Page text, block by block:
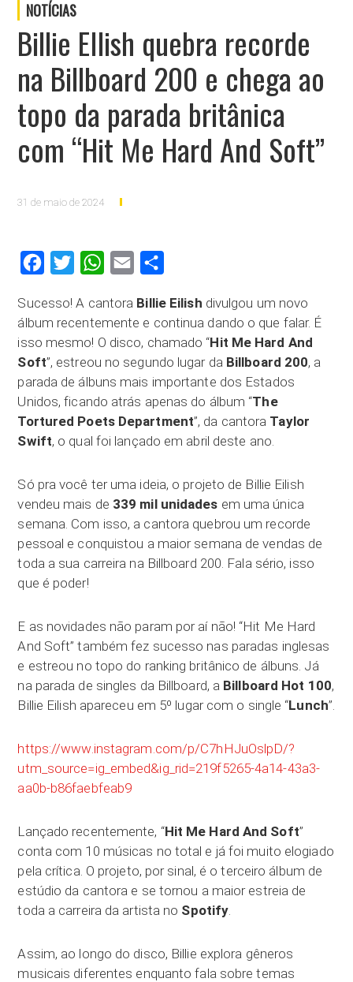
NOTÍCIAS
Billie EIlish quebra recorde
na Billboard 200 e chega ao
topo da parada britânica
com “Hit Me Hard And Soft”
31 de maio de 2024
FacebookTwitter WhatsApp
Email
Sucesso! A cantora Billie Eilish divulgou um novo
álbum recentemente e continua dando o que falar. É
isso mesmo! O disco, chamado “Hit Me Hard And
Soft”, estreou no segundo lugar da Billboard 200, a
parada de álbuns mais importante dos Estados
Unidos, ficando atrás apenas do álbum “The
Tortured Poets Department”, da cantora Taylor
Swift, o qual foi lançado em abril deste ano.
Só pra você ter uma ideia, o projeto de Billie Eilish
vendeu mais de 339 mil unidades em uma única
semana. Com isso, a cantora quebrou um recorde
pessoal e conquistou a maior semana de vendas de
toda a sua carreira na Billboard 200. Fala sério, isso
que é poder!
E as novidades não param por aí não! “Hit Me Hard
And Soft” também fez sucesso nas paradas inglesas
e estreou no topo do ranking britânico de álbuns. Já
na parada de singles da Billboard, a Billboard Hot 100,
Billie Eilish apareceu em 5º lugar com o single “Lunch”.
https://www.instagram.com/p/C7hHJuOslpD/?
utm_source=ig_embed&ig_rid=219f5265-4a14-43a3-
aa0b-b86faebfeab9
Lançado recentemente, “Hit Me Hard And Soft”
conta com 10 músicas no total e já foi muito elogiado
pela crítica. O projeto, por sinal, é o terceiro álbum de
estúdio da cantora e se tornou a maior estreia de
toda a carreira da artista no Spotify.
Assim, ao longo do disco, Billie explora gêneros
musicais diferentes enquanto fala sobre temas